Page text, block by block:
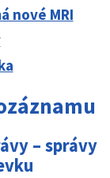
nové MRI
– správy